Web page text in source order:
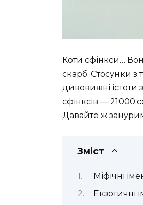
Коти сфінкси…
скарб. Стосунки з
дивовижні істоти
сфінксів —
Давайте ж
Зміст
Міфічні
Екзотичні